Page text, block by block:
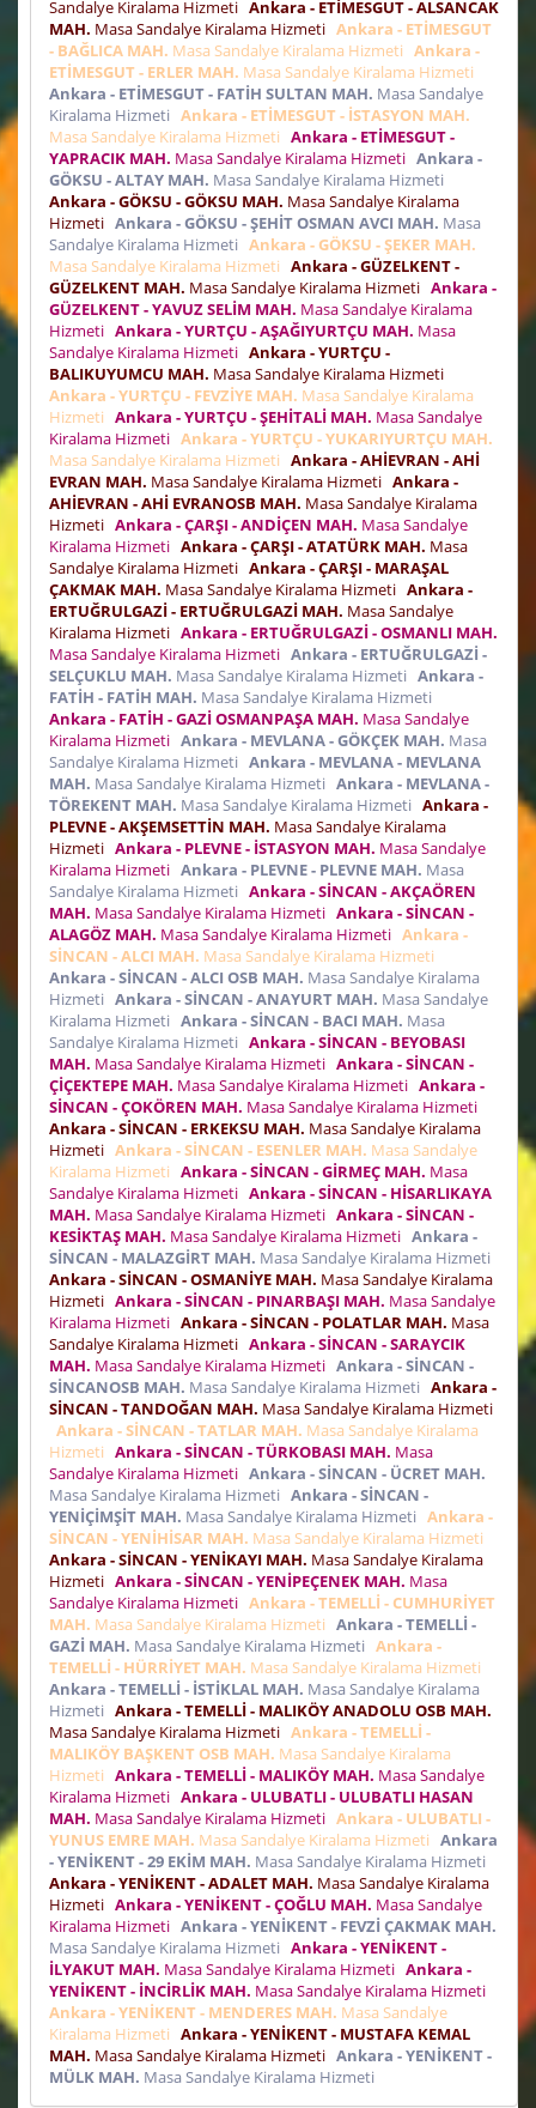
Sandalye Kiralama Hizmeti Ankara - ETİMESGUT - ALSANCAK
MAH. Masa Sandalye Kiralama Hizmeti Ankara - ETİMESGUT
- BAĞLICA MAH. Masa Sandalye Kiralama Hizmeti Ankara -
ETİMESGUT - ERLER MAH. Masa Sandalye Kiralama Hizmeti
Ankara - ETİMESGUT - FATİH SULTAN MAH. Masa Sandalye
Kiralama Hizmeti Ankara - ETİMESGUT - İSTASYON MAH.
Masa Sandalye Kiralama Hizmeti Ankara - ETİMESGUT -
YAPRACIK MAH. Masa Sandalye Kiralama Hizmeti Ankara -
GÖKSU - ALTAY MAH. Masa Sandalye Kiralama Hizmeti
Ankara - GÖKSU - GÖKSU MAH. Masa Sandalye Kiralama
Hizmeti Ankara - GÖKSU - ŞEHİT OSMAN AVCI MAH. Masa
Sandalye Kiralama Hizmeti Ankara - GÖKSU - ŞEKER MAH.
Masa Sandalye Kiralama Hizmeti Ankara - GÜZELKENT -
GÜZELKENT MAH. Masa Sandalye Kiralama Hizmeti Ankara -
GÜZELKENT - YAVUZ SELİM MAH. Masa Sandalye Kiralama
Hizmeti Ankara - YURTÇU - AŞAĞIYURTÇU MAH. Masa
Sandalye Kiralama Hizmeti Ankara - YURTÇU -
BALIKUYUMCU MAH. Masa Sandalye Kiralama Hizmeti
Ankara - YURTÇU - FEVZİYE MAH. Masa Sandalye Kiralama
Hizmeti Ankara - YURTÇU - ŞEHİTALİ MAH. Masa Sandalye
Kiralama Hizmeti Ankara - YURTÇU - YUKARIYURTÇU MAH.
Masa Sandalye Kiralama Hizmeti Ankara - AHİEVRAN - AHİ
EVRAN MAH. Masa Sandalye Kiralama Hizmeti Ankara -
AHİEVRAN - AHİ EVRANOSB MAH. Masa Sandalye Kiralama
Hizmeti Ankara - ÇARŞI - ANDİÇEN MAH. Masa Sandalye
Kiralama Hizmeti Ankara - ÇARŞI - ATATÜRK MAH. Masa
Sandalye Kiralama Hizmeti Ankara - ÇARŞI - MARAŞAL
ÇAKMAK MAH. Masa Sandalye Kiralama Hizmeti Ankara -
ERTUĞRULGAZİ - ERTUĞRULGAZİ MAH. Masa Sandalye
Kiralama Hizmeti Ankara - ERTUĞRULGAZİ - OSMANLI MAH.
Masa Sandalye Kiralama Hizmeti Ankara - ERTUĞRULGAZİ -
SELÇUKLU MAH. Masa Sandalye Kiralama Hizmeti Ankara -
FATİH - FATİH MAH. Masa Sandalye Kiralama Hizmeti
Ankara - FATİH - GAZİ OSMANPAŞA MAH. Masa Sandalye
Kiralama Hizmeti Ankara - MEVLANA - GÖKÇEK MAH. Masa
Sandalye Kiralama Hizmeti Ankara - MEVLANA - MEVLANA
MAH. Masa Sandalye Kiralama Hizmeti Ankara - MEVLANA -
TÖREKENT MAH. Masa Sandalye Kiralama Hizmeti Ankara -
PLEVNE - AKŞEMSETTİN MAH. Masa Sandalye Kiralama
Hizmeti Ankara - PLEVNE - İSTASYON MAH. Masa Sandalye
Kiralama Hizmeti Ankara - PLEVNE - PLEVNE MAH. Masa
Sandalye Kiralama Hizmeti Ankara - SİNCAN - AKÇAÖREN
MAH. Masa Sandalye Kiralama Hizmeti Ankara - SİNCAN -
ALAGÖZ MAH. Masa Sandalye Kiralama Hizmeti Ankara -
SİNCAN - ALCI MAH. Masa Sandalye Kiralama Hizmeti
Ankara - SİNCAN - ALCI OSB MAH. Masa Sandalye Kiralama
Hizmeti Ankara - SİNCAN - ANAYURT MAH. Masa Sandalye
Kiralama Hizmeti Ankara - SİNCAN - BACI MAH. Masa
Sandalye Kiralama Hizmeti Ankara - SİNCAN - BEYOBASI
MAH. Masa Sandalye Kiralama Hizmeti Ankara - SİNCAN -
ÇİÇEKTEPE MAH. Masa Sandalye Kiralama Hizmeti Ankara -
SİNCAN - ÇOKÖREN MAH. Masa Sandalye Kiralama Hizmeti
Ankara - SİNCAN - ERKEKSU MAH. Masa Sandalye Kiralama
Hizmeti Ankara - SİNCAN - ESENLER MAH. Masa Sandalye
Kiralama Hizmeti Ankara - SİNCAN - GİRMEÇ MAH. Masa
Sandalye Kiralama Hizmeti Ankara - SİNCAN - HİSARLIKAYA
MAH. Masa Sandalye Kiralama Hizmeti Ankara - SİNCAN -
KESİKTAŞ MAH. Masa Sandalye Kiralama Hizmeti Ankara -
SİNCAN - MALAZGİRT MAH. Masa Sandalye Kiralama Hizmeti
Ankara - SİNCAN - OSMANİYE MAH. Masa Sandalye Kiralama
Hizmeti Ankara - SİNCAN - PINARBAŞI MAH. Masa Sandalye
Kiralama Hizmeti Ankara - SİNCAN - POLATLAR MAH. Masa
Sandalye Kiralama Hizmeti Ankara - SİNCAN - SARAYCIK
MAH. Masa Sandalye Kiralama Hizmeti Ankara - SİNCAN -
SİNCANOSB MAH. Masa Sandalye Kiralama Hizmeti Ankara -
SİNCAN - TANDOĞAN MAH. Masa Sandalye Kiralama Hizmeti
Ankara - SİNCAN - TATLAR MAH. Masa Sandalye Kiralama
Hizmeti Ankara - SİNCAN - TÜRKOBASI MAH. Masa
Sandalye Kiralama Hizmeti Ankara - SİNCAN - ÜCRET MAH.
Masa Sandalye Kiralama Hizmeti Ankara - SİNCAN -
YENİÇİMŞİT MAH. Masa Sandalye Kiralama Hizmeti Ankara -
SİNCAN - YENİHİSAR MAH. Masa Sandalye Kiralama Hizmeti
Ankara - SİNCAN - YENİKAYI MAH. Masa Sandalye Kiralama
Hizmeti Ankara - SİNCAN - YENİPEÇENEK MAH. Masa
Sandalye Kiralama Hizmeti Ankara - TEMELLİ - CUMHURİYET
MAH. Masa Sandalye Kiralama Hizmeti Ankara - TEMELLİ -
GAZİ MAH. Masa Sandalye Kiralama Hizmeti Ankara -
TEMELLİ - HÜRRİYET MAH. Masa Sandalye Kiralama Hizmeti
Ankara - TEMELLİ - İSTİKLAL MAH. Masa Sandalye Kiralama
Hizmeti Ankara - TEMELLİ - MALIKÖY ANADOLU OSB MAH.
Masa Sandalye Kiralama Hizmeti Ankara - TEMELLİ -
MALIKÖY BAŞKENT OSB MAH. Masa Sandalye Kiralama
Hizmeti Ankara - TEMELLİ - MALIKÖY MAH. Masa Sandalye
Kiralama Hizmeti Ankara - ULUBATLI - ULUBATLI HASAN
MAH. Masa Sandalye Kiralama Hizmeti Ankara - ULUBATLI -
YUNUS EMRE MAH. Masa Sandalye Kiralama Hizmeti Ankara
- YENİKENT - 29 EKİM MAH. Masa Sandalye Kiralama Hizmeti
Ankara - YENİKENT - ADALET MAH. Masa Sandalye Kiralama
Hizmeti Ankara - YENİKENT - ÇOĞLU MAH. Masa Sandalye
Kiralama Hizmeti Ankara - YENİKENT - FEVZİ ÇAKMAK MAH.
Masa Sandalye Kiralama Hizmeti Ankara - YENİKENT -
İLYAKUT MAH. Masa Sandalye Kiralama Hizmeti Ankara -
YENİKENT - İNCİRLİK MAH. Masa Sandalye Kiralama Hizmeti
Ankara - YENİKENT - MENDERES MAH. Masa Sandalye
Kiralama Hizmeti Ankara - YENİKENT - MUSTAFA KEMAL
MAH. Masa Sandalye Kiralama Hizmeti Ankara - YENİKENT -
MÜLK MAH. Masa Sandalye Kiralama Hizmeti